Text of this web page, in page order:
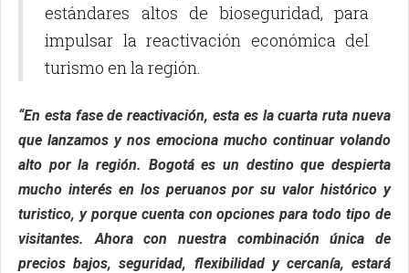
estándares altos de bioseguridad, para
impulsar la reactivación económica del
turismo en la región.
“En esta fase de reactivación, esta es la cuarta ruta nueva
que lanzamos y nos emociona mucho continuar volando
alto por la región. Bogotá es un destino que despierta
mucho interés en los peruanos por su valor histórico y
turistico, y porque cuenta con opciones para todo tipo de
visitantes. Ahora con nuestra combinación única de
precios bajos, seguridad, flexibilidad y cercanía, estará